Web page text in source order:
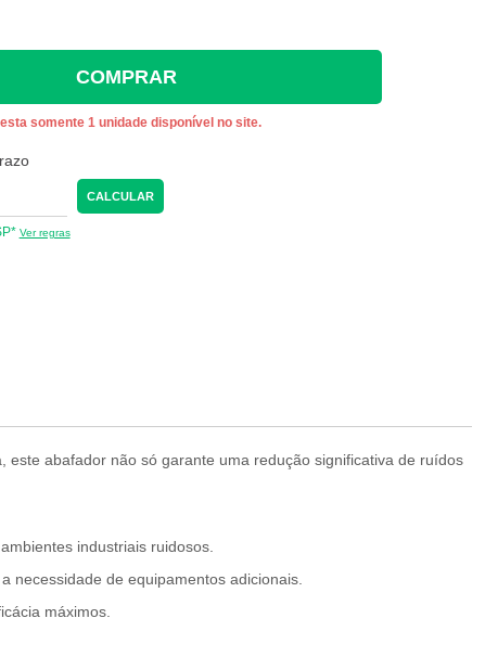
COMPRAR
somente 1 unidade disponível no site.
CALCULAR
Ver regras
abafador não só garante uma redução significativa de ruídos
industriais ruidosos.
necessidade de equipamentos adicionais.
máximos.